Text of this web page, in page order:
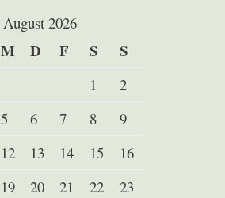
August 2026
M D F S S
1
2
5 6 7 8
9
12 13 14 15
16
19 20 21 22
23